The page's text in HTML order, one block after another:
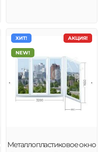
АКЦИЯ!
ХИТ!
NEW!
Металлопластиковое окно